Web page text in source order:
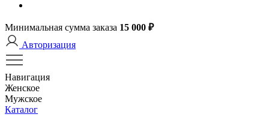
Минимальная сумма заказа 15 000 ₽
Авторизация
Навигация
Женское
Мужское
Каталог